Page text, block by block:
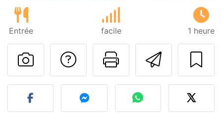
Entrée facile 1 heure
Imprimer
Poser une
Publier votre photo de